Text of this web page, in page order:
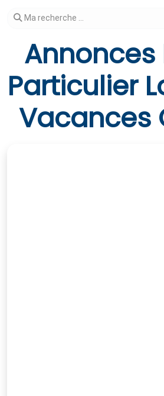
Modifier votre recherche
Ma recherche ...
Particulier
Vacances